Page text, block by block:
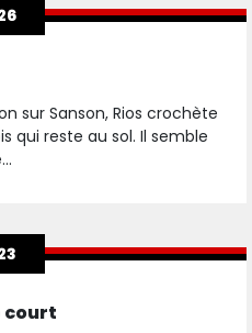
sur Sanson, Rios crochète
qui reste au sol. Il semble
court